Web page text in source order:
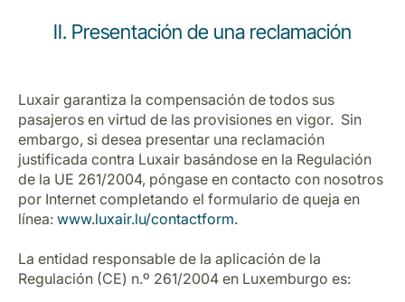
II. Presentación de una reclamación
Luxair garantiza la compensación de todos sus
pasajeros en virtud de las provisiones en vigor. Sin
embargo, si desea presentar una reclamación
justificada contra Luxair basándose en la Regulación
de la UE 261/2004, póngase en contacto con nosotros
por Internet completando el formulario de queja en
línea: www.luxair.lu/contactform.
La entidad responsable de la aplicación de la
Regulación (CE) n.º 261/2004 en Luxemburgo es: